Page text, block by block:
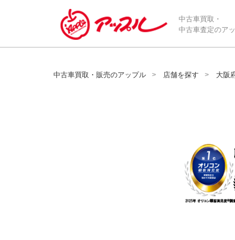
/*ABテスト_新規査定フォームの為のCVボタン*/
中古車買取・
中古車査定のア
中古車買取・販売のアップル 店舗を探す 大阪